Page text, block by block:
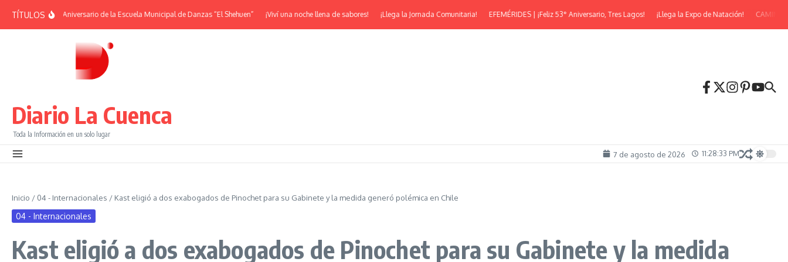
TÍTULOS| 38° Aniversario de la Escuela Municipal de Danzas “El Shehuen” ¡Viví una noche llena de sabores! ¡Llega la Jornada Comunitaria! EFEMÉRIDES | ¡Feliz 53° Aniversario, Tres Lagos! ¡Llega la Expo de Natación! CAMINATA
Diario La Cuenca
Toda la Información en un solo lugar
7 de agosto de 2026 11:28:33 PM
Inicio / 04 - Internacionales / Kast eligió a dos exabogados de Pinochet para su Gabinete y la medida generó polémica en Chile
04 - Internacionales
Kast eligió a dos exabogados de Pinochet para su Gabinete y la medida